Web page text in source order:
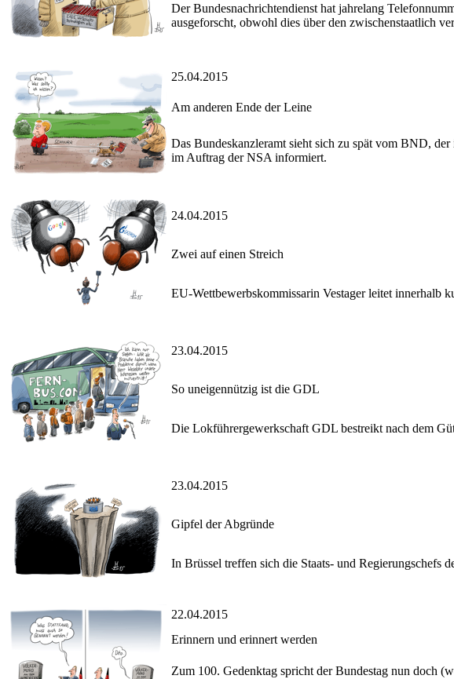
Der Bundesnachrichtendienst hat jahrelang
ausgeforscht, obwohl dies über den zwischenstaatlich
25.04.2015
Am anderen Ende der Leine
Das Bundeskanzleramt sieht sich zu spät vom BND,
im Auftrag der NSA informiert.
24.04.2015
Zwei auf einen Streich
EU-Wettbewerbskommissarin Vestager leitet innerhalb
23.04.2015
So uneigennützig ist die GDL
Die Lokführergewerkschaft GDL bestreikt nach dem
23.04.2015
Gipfel der Abgründe
In Brüssel treffen sich die Staats- und Regierungschefs
22.04.2015
Erinnern und erinnert werden
Zum 100. Gedenktag spricht der Bundestag nun doch